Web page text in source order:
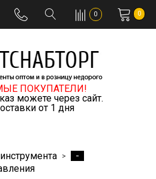
0 0
ПОКУПАТЕЛИ!
можете через сайт.
от 1 дня
-